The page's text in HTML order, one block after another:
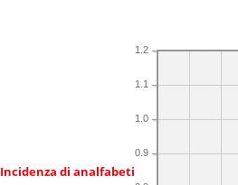
Incidenza di analfabeti
0.9
1.0
1.1
1.2